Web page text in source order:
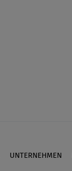
UNTERNEHMEN